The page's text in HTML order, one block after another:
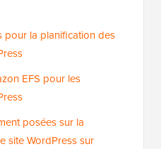
pour la planification des
EFS pour les
posées sur la
site WordPress sur